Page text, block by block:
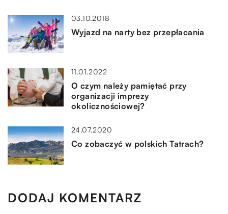
03.10.2018
Wyjazd na narty bez przepłacania
11.01.2022
O czym należy pamiętać przy
organizacji imprezy
okolicznościowej?
24.07.2020
Co zobaczyć w polskich Tatrach?
DODAJ KOMENTARZ